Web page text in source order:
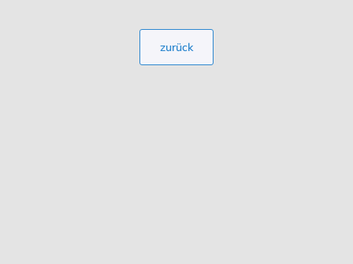
zurück